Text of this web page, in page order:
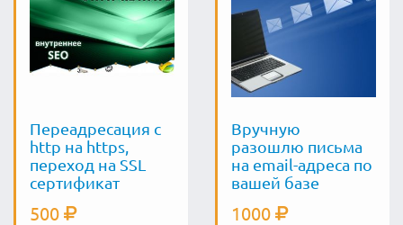
Переадресация с
http на https,
переход на SSL
сертификат
500
Вручную
разошлю письма
на еmail-адреса по
вашей базе
1000